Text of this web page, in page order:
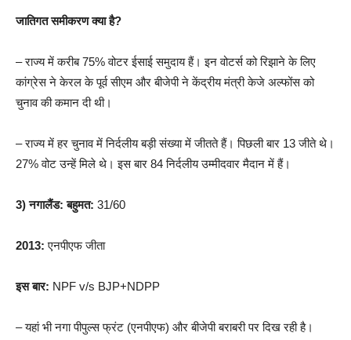
जातिगत समीकरण क्या है?
– राज्य में करीब 75% वोटर ईसाई समुदाय हैं। इन वोटर्स को रिझाने के लिए
कांग्रेस ने केरल के पूर्व सीएम और बीजेपी ने केंद्रीय मंत्री केजे अल्फोंस को
चुनाव की कमान दी थी।
– राज्य में हर चुनाव में निर्दलीय बड़ी संख्या में जीतते हैं। पिछली बार 13 जीते थे।
27% वोट उन्हें मिले थे। इस बार 84 निर्दलीय उम्मीदवार मैदान में हैं।
3) नगालैंड: बहुमत: 31/60
2013: एनपीएफ जीता
इस बार: NPF v/s BJP+NDPP
– यहां भी नगा पीपुल्स फ्रंट (एनपीएफ) और बीजेपी बराबरी पर दिख रही है।